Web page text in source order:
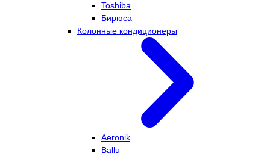
Toshiba
Бирюса
Колонные кондиционеры
Aeronik
Ballu